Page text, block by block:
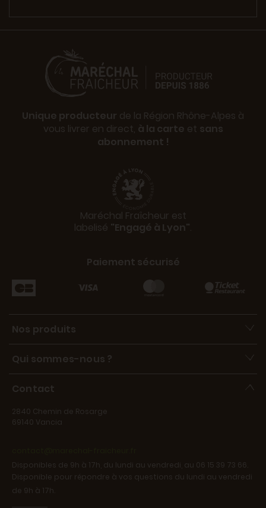
Unique producteur de la Région Rhône-Alpes à
vous livrer en direct, à la carte et sans
abonnement !
Maréchal Fraîcheur est
labelisé "Engagé à Lyon".
Paiement sécurisé
Nos produits
Qui sommes-nous ?
Contact
2840 Chemin de Rosarge
69140 Vancia
Disponibles de 9h à 17h, du lundi au vendredi, au 06 15 39 73 66.
Disponible pour répondre à vos questions du lundi au vendredi
de 9h à 17h.